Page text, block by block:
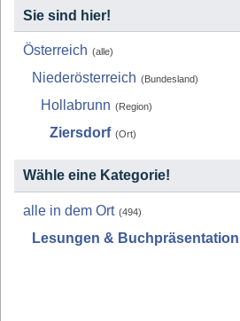
Sie sind hier!
Österreich (alle)
Niederösterreich (Bundesland)
Hollabrunn (Region)
Ziersdorf (Ort)
Wähle eine Kategorie!
alle in dem Ort (494)
Lesungen & Buchpräsentation